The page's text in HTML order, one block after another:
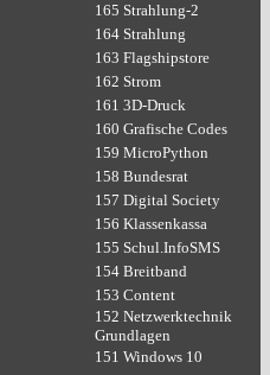
165 Strahlung-2
164 Strahlung
163 Flagshipstore
162 Strom
161 3D-Druck
160 Grafische Codes
159 MicroPython
158 Bundesrat
157 Digital Society
156 Klassenkassa
155 Schul.InfoSMS
154 Breitband
153 Content
152 Netzwerktechnik
Grundlagen
151 Windows 10